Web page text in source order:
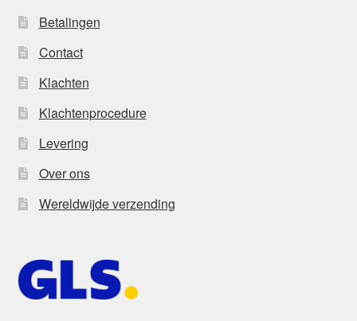
Betalingen
Contact
Klachten
Klachtenprocedure
Levering
Over ons
Wereldwijde verzending